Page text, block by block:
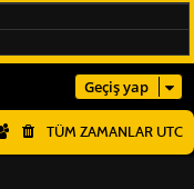
Geçiş yap
TÜM ZAMANLAR UTC